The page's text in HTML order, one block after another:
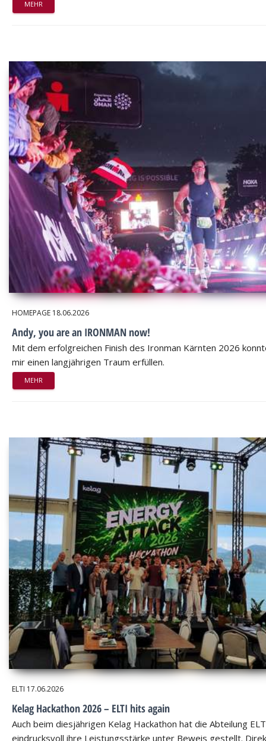
MEHR
HOMEPAGE 18.06.2026
Andy, you are an IRONMAN now!
Mit dem erfolgreichen Finish des Ironman Kärnten 2026
mir einen langjährigen Traum erfüllen.
MEHR
ELTI 17.06.2026
Kelag Hackathon 2026 – ELTI hits again
Auch beim diesjährigen Kelag Hackathon hat die Abteilung
eindrucksvoll ihre Leistungsstärke unter Beweis gestellt.